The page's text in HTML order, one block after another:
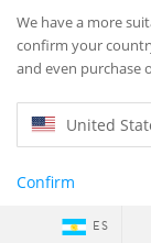
We have a more
confirm your
and even purchase
United
Confirm
ES